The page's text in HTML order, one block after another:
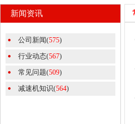
新闻资讯
公司新闻(575)
行业动态(567)
常见问题(509)
减速机知识(564)